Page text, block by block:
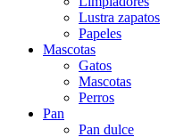
Lustra zapatos
Papeles
Mascotas
Gatos
Mascotas
Perros
Pan
Pan dulce